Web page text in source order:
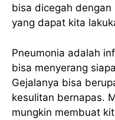
bisa dicegah
yang dapat kita
Pneumonia adalah
bisa menyerang
Gejalanya bisa
kesulitan bernapas.
mungkin membuat